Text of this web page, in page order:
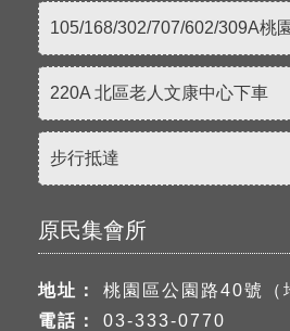
105/168/302/707/602/309A桃
220A 北區老人文康中心下車
步行抵達
原民集會所
地址：
桃園區公園路40號（
電話：
03-333-0770